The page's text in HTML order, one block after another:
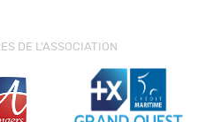
DE L'ASSOCIATION